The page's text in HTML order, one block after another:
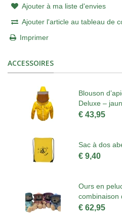
Ajouter à ma liste d'envies
Ajouter l'article au tableau de
Imprimer
ACCESSOIRES
Blouson
Deluxe –
€ 43,95
Sac à dos
€ 9,40
Ours en
combinaison
€ 62,95